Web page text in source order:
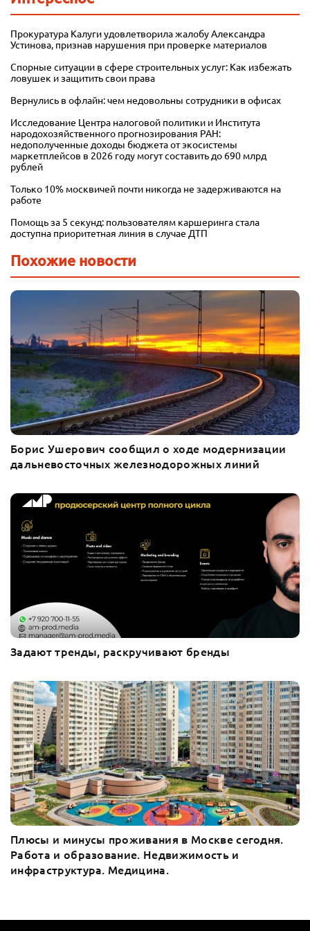
Прокуратура Калуги удовлетворила жалобу Александра
Устинова, признав нарушения при проверке материалов
Спорные ситуации в сфере строительных услуг: Как избежать
ловушек и защитить свои права
Вернулись в офлайн: чем недовольны сотрудники в офисах
Исследование Центра налоговой политики и Института
народохозяйственного прогнозирования РАН:
недополученные доходы бюджета от экосистемы
маркетплейсов в 2026 году могут составить до 690 млрд
рублей
Только 10% москвичей почти никогда не задерживаются на
работе
Помощь за 5 секунд: пользователям каршеринга стала
доступна приоритетная линия в случае ДТП
Похожие новости
Борис Ушерович сообщил о ходе модернизации
дальневосточных железнодорожных линий
Задают тренды, раскручивают бренды
Плюсы и минусы проживания в Москве сегодня.
Работа и образование. Недвижимость и
инфраструктура. Медицина.